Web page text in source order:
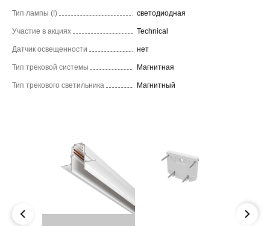
Тип лампы (!) светодиодная
Участие в акциях Technical
Датчик освещенности нет
Тип трековой системы Магнитная
Тип трекового светильника Магнитный